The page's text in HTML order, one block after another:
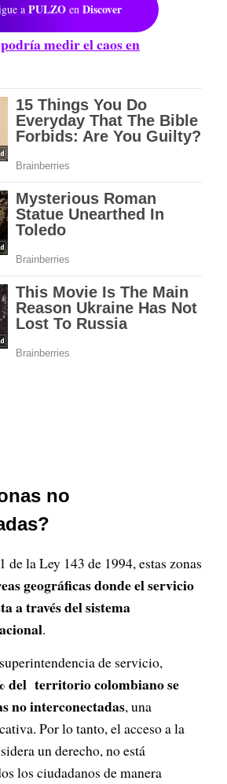
a PULZO en Discover
podría medir el caos en
no
de la Ley 143 de 1994, estas zonas
geográficas donde el servicio
a través del sistema
.
de servicio,
del territorio colombiano se
no interconectadas, una
Por lo tanto, el acceso a la
un derecho, no está
los ciudadanos de manera